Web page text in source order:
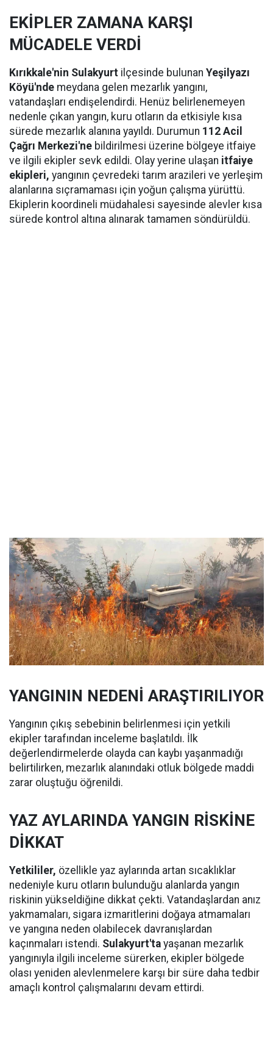
EKİPLER ZAMANA KARŞI
MÜCADELE VERDİ
Kırıkkale'nin Sulakyurt ilçesinde bulunan Yeşilyazı
Köyü'nde meydana gelen mezarlık yangını,
vatandaşları endişelendirdi. Henüz belirlenemeyen
nedenle çıkan yangın, kuru otların da etkisiyle kısa
sürede mezarlık alanına yayıldı. Durumun 112 Acil
Çağrı Merkezi'ne bildirilmesi üzerine bölgeye itfaiye
ve ilgili ekipler sevk edildi. Olay yerine ulaşan itfaiye
ekipleri, yangının çevredeki tarım arazileri ve yerleşim
alanlarına sıçramaması için yoğun çalışma yürüttü.
Ekiplerin koordineli müdahalesi sayesinde alevler kısa
sürede kontrol altına alınarak tamamen söndürüldü.
YANGININ NEDENİ ARAŞTIRILIYOR
Yangının çıkış sebebinin belirlenmesi için yetkili
ekipler tarafından inceleme başlatıldı. İlk
değerlendirmelerde olayda can kaybı yaşanmadığı
belirtilirken, mezarlık alanındaki otluk bölgede maddi
zarar oluştuğu öğrenildi.
YAZ AYLARINDA YANGIN RİSKİNE
DİKKAT
Yetkililer, özellikle yaz aylarında artan sıcaklıklar
nedeniyle kuru otların bulunduğu alanlarda yangın
riskinin yükseldiğine dikkat çekti. Vatandaşlardan anız
yakmamaları, sigara izmaritlerini doğaya atmamaları
ve yangına neden olabilecek davranışlardan
kaçınmaları istendi. Sulakyurt'ta yaşanan mezarlık
yangınıyla ilgili inceleme sürerken, ekipler bölgede
olası yeniden alevlenmelere karşı bir süre daha tedbir
amaçlı kontrol çalışmalarını devam ettirdi.